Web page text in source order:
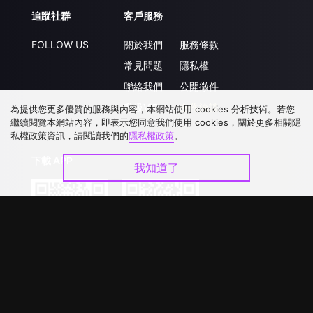
追蹤社群
FOLLOW US
客戶服務
關於我們
常見問題
聯絡我們
升級VIP
服務條款
隱私權
公開徵件
合作洽談
為提供您更多優質的服務與內容，本網站使用 cookies 分析技術。若您
繼續閱覽本網站內容，即表示您同意我們使用 cookies，關於更多相關隱
私權政策資訊，請閱讀我們的隱私權政策。
我知道了